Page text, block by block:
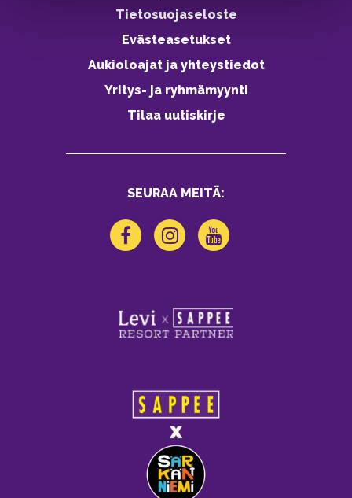
Tietosuojaseloste
Evästeasetukset
Aukioloajat ja yhteystiedot
Yritys- ja ryhmämyynti
Tilaa uutiskirje
SEURAA MEITÄ: